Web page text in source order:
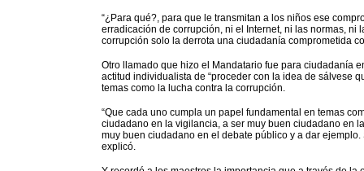
“¿Para qué?, para que le transmitan a los niños ese
erradicación de corrupción, ni el Internet, ni las normas,
corrupción solo la derrota una ciudadanía comprometida
Otro llamado que hizo el Mandatario fue para ciudadanía
actitud individualista de “proceder con la idea de sálvese
temas como la lucha contra la corrupción.
“Que cada uno cumpla un papel fundamental en temas
ciudadano en la vigilancia, a ser muy buen ciudadano en
muy buen ciudadano en el debate público y a dar
explicó.